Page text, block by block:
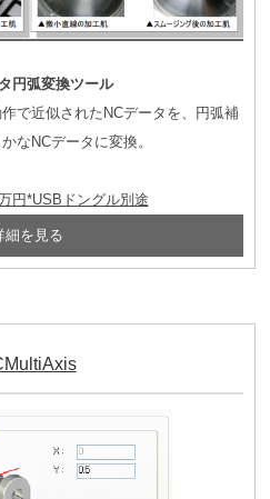
円弧変換ツール
で近似されたNCデータを、円弧補
なNCデータに変換。
円*USBドングル別途